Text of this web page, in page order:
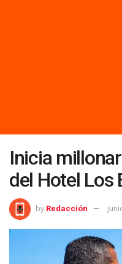
Inicia
del Hotel Los
by Redacción